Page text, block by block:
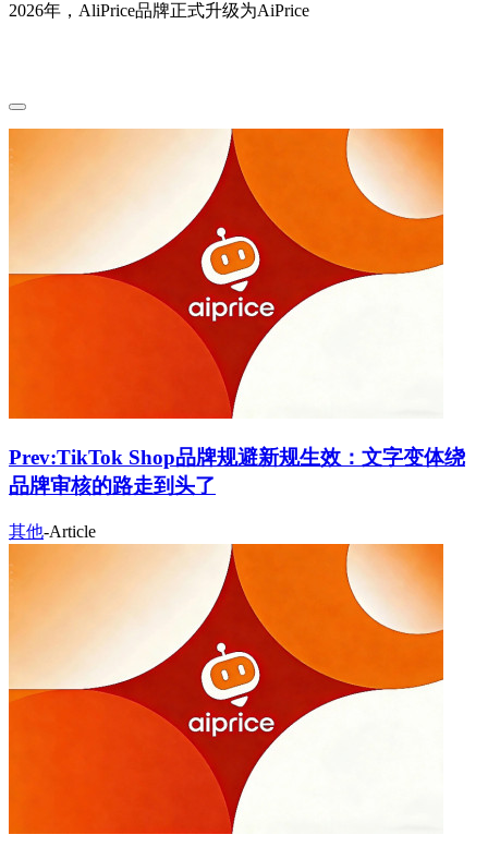
2026年，AliPrice品牌正式升级为AiPrice
Prev:TikTok Shop品牌规避新规生效：文字变体绕
品牌审核的路走到头了
其他-Article